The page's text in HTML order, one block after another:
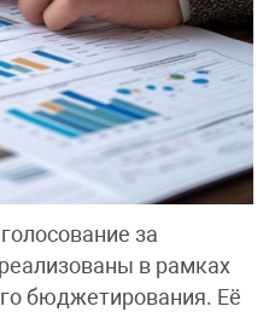
за
в рамках
бюджетирования. Её